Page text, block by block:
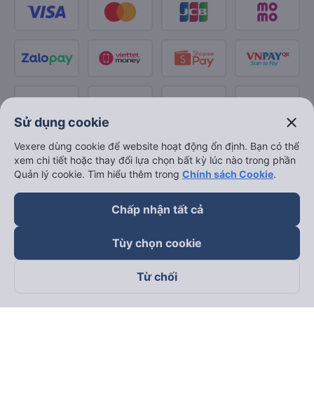
Theo dõi chúng tôi trên
Sử dụng cookie close
Vexere dùng cookie để website hoạt động ổn định. Bạn có thể
xem chi tiết hoặc thay đổi lựa chọn bất kỳ lúc nào trong phần
Quản lý cookie. Tìm hiểu thêm trong Chính sách Cookie.
Chấp nhận tất cả
Tùy chọn cookie
Từ chối